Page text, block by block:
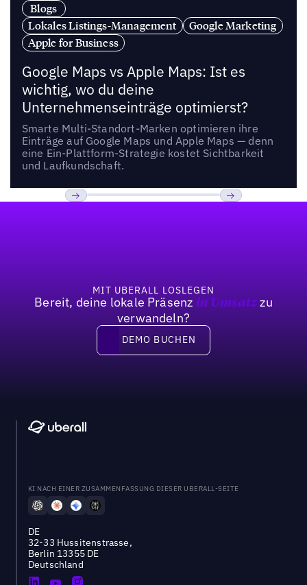
Blogs
Lokales Listings-Management
Google Marketing
Apple for Business
Google Maps vs Apple Maps: Ist es
wichtig, wo du deine
Unternehmenseinträge optimierst?
Smarte Multi-Standort-Marken optimieren ihre
Einträge auf Google Maps und Apple Maps — denn
eine Ein-Plattform-Strategie kostet Sichtbarkeit
und Laufkundschaft.
MIT UBERALL LOSLEGEN
Bereit, deine lokale Präsenz in Umsatzzu
verwandeln?
DEMO BUCHEN
DEMO BUCHEN
KI NACH EINER ZUSAMMENFASSUNG DIESER UBERALL-SEITE
DE
32-33 Hussitenstrasse,
Berlin 13355 DE
Deutschland